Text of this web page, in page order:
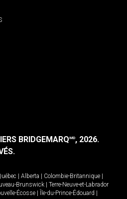
BRIDGEMARQMD, 2026.
Alberta Colombie-Britannique
Brunswick
Terre-Neuve-et-Labrador
Écosse Île-du-Prince-Édouard